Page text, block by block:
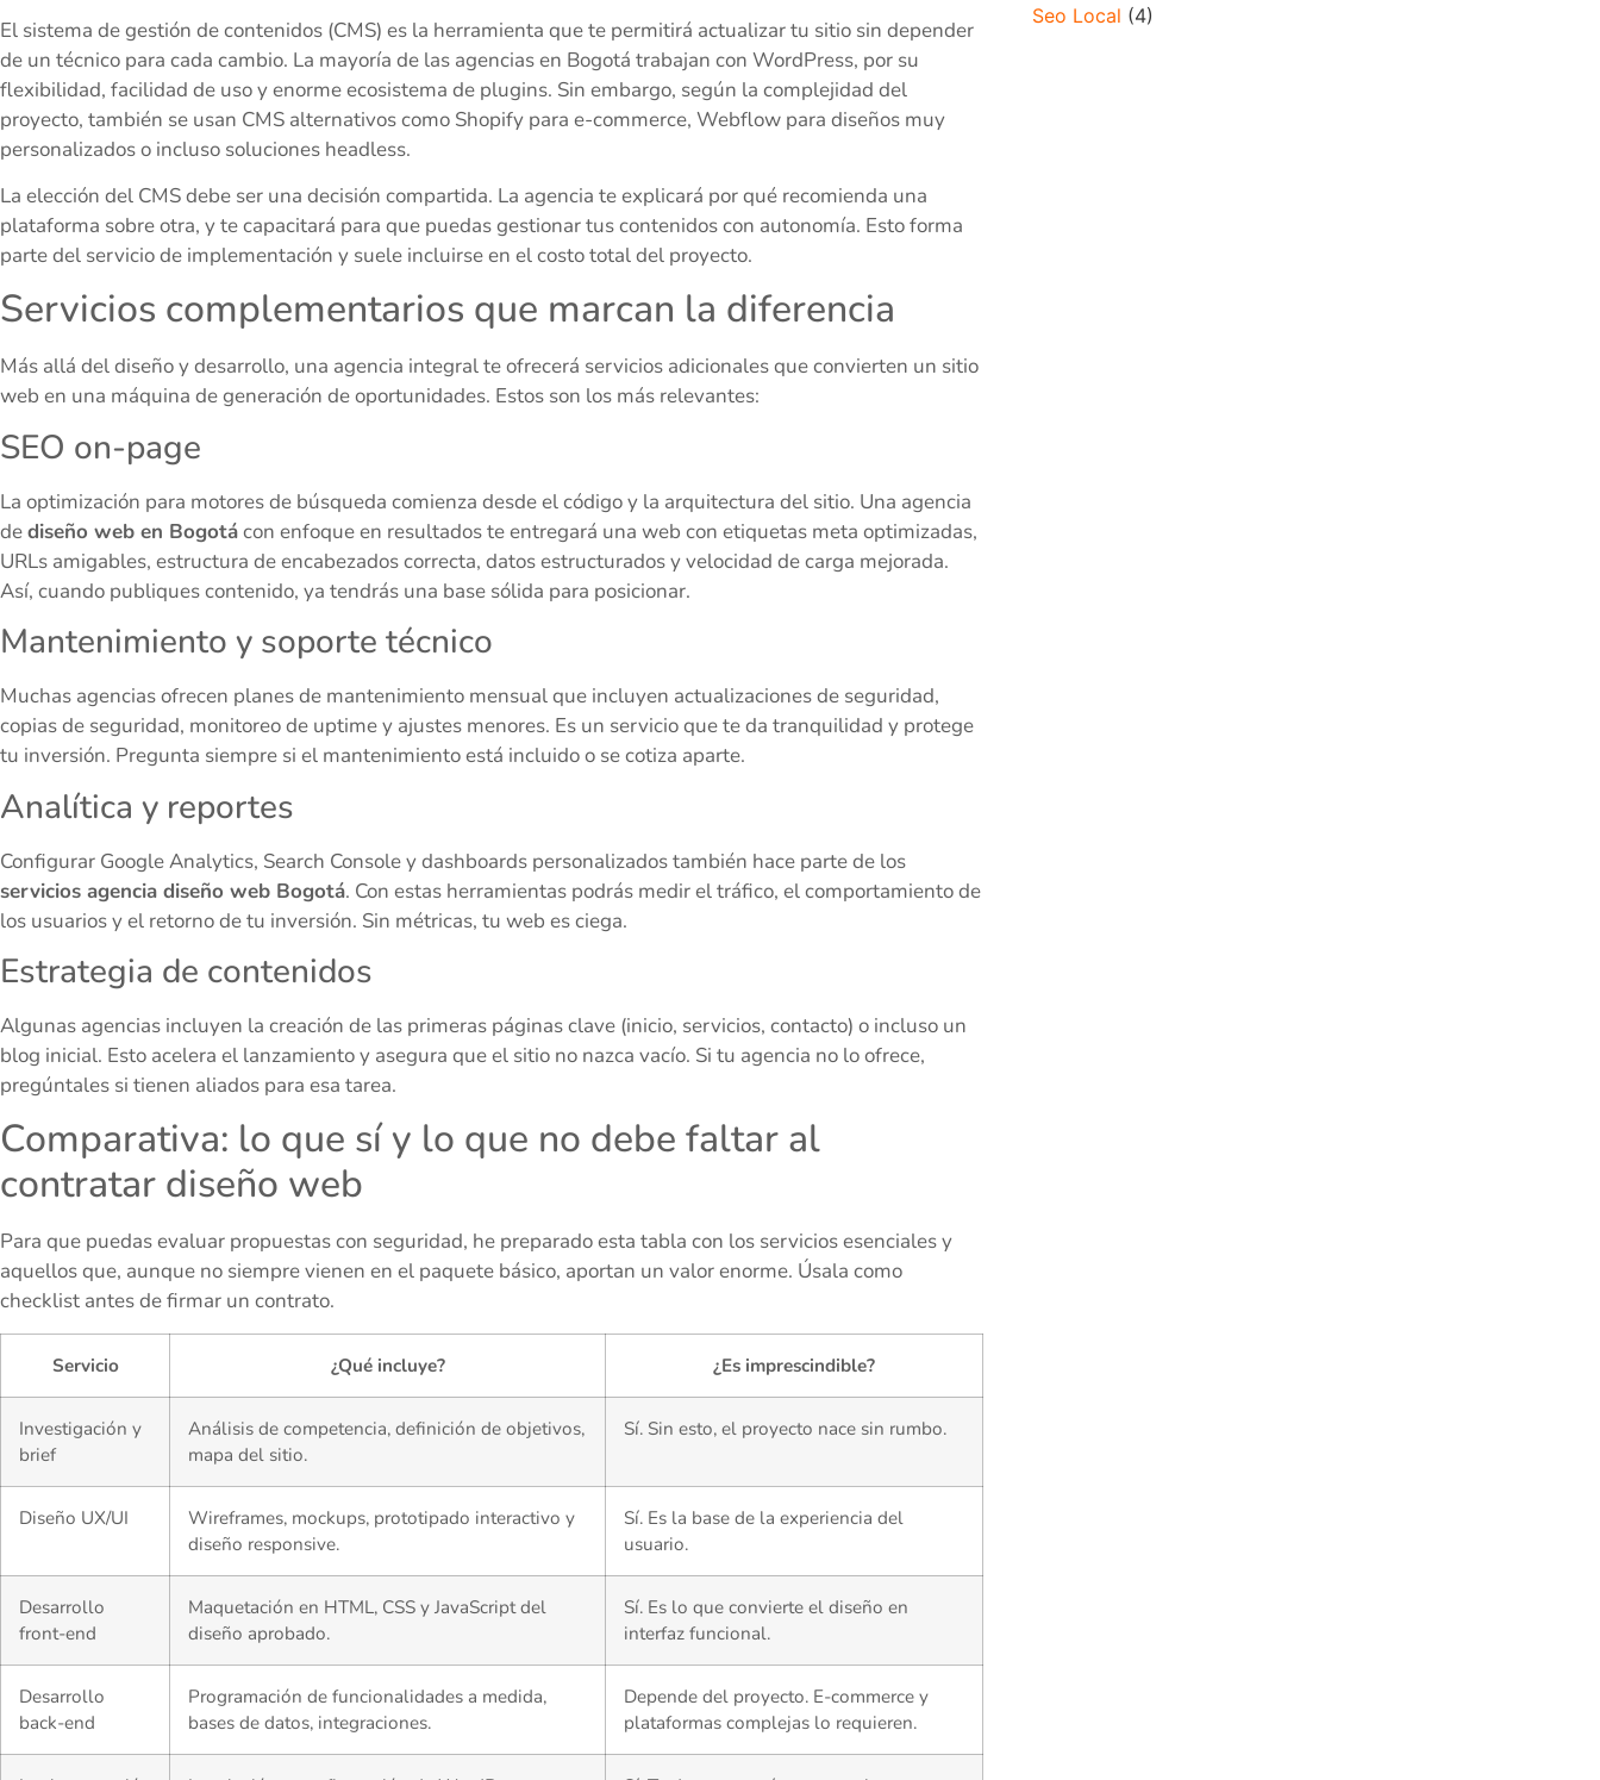
El sistema de gestión de contenidos (CMS) es la herramienta que te permitirá actualizar tu sitio sin depender
de un técnico para cada cambio. La mayoría de las agencias en Bogotá trabajan con WordPress, por su
flexibilidad, facilidad de uso y enorme ecosistema de plugins. Sin embargo, según la complejidad del
proyecto, también se usan CMS alternativos como Shopify para e-commerce, Webflow para diseños muy
personalizados o incluso soluciones headless.
La elección del CMS debe ser una decisión compartida. La agencia te explicará por qué recomienda una
plataforma sobre otra, y te capacitará para que puedas gestionar tus contenidos con autonomía. Esto forma
parte del servicio de implementación y suele incluirse en el costo total del proyecto.
Servicios complementarios que marcan la diferencia
Más allá del diseño y desarrollo, una agencia integral te ofrecerá servicios adicionales que convierten un sitio
web en una máquina de generación de oportunidades. Estos son los más relevantes:
SEO on-page
La optimización para motores de búsqueda comienza desde el código y la arquitectura del sitio. Una agencia
dediseño web en Bogotácon enfoque en resultados te entregará una web con etiquetas meta optimizadas,
URLs amigables, estructura de encabezados correcta, datos estructurados y velocidad de carga mejorada.
Así, cuando publiques contenido, ya tendrás una base sólida para posicionar.
Mantenimiento y soporte técnico
Muchas agencias ofrecen planes de mantenimiento mensual que incluyen actualizaciones de seguridad,
copias de seguridad, monitoreo de uptime y ajustes menores. Es un servicio que te da tranquilidad y protege
tu inversión. Pregunta siempre si el mantenimiento está incluido o se cotiza aparte.
Analítica y reportes
Configurar Google Analytics, Search Console y dashboards personalizados también hace parte de los
servicios agencia diseño web Bogotá. Con estas herramientas podrás medir el tráfico, el comportamiento de
los usuarios y el retorno de tu inversión. Sin métricas, tu web es ciega.
Estrategia de contenidos
Algunas agencias incluyen la creación de las primeras páginas clave (inicio, servicios, contacto) o incluso un
blog inicial. Esto acelera el lanzamiento y asegura que el sitio no nazca vacío. Si tu agencia no lo ofrece,
pregúntales si tienen aliados para esa tarea.
Comparativa: lo que sí y lo que no debe faltar al
contratar diseño web
Para que puedas evaluar propuestas con seguridad, he preparado esta tabla con los servicios esenciales y
aquellos que, aunque no siempre vienen en el paquete básico, aportan un valor enorme. Úsala como
checklist antes de firmar un contrato.
Servicio ¿Qué incluye? ¿Es imprescindible?
Investigación y
brief
Análisis de competencia, definición de objetivos,
mapa del sitio.
Sí. Sin esto, el proyecto nace sin rumbo.
Diseño UX/UI
Wireframes, mockups, prototipado interactivo y
diseño responsive.
Sí. Es la base de la experiencia del
usuario.
Desarrollo
front-end
Maquetación en HTML, CSS y JavaScript del
diseño aprobado.
Sí. Es lo que convierte el diseño en
interfaz funcional.
Desarrollo
back-end
Programación de funcionalidades a medida,
bases de datos, integraciones.
Depende del proyecto. E-commerce y
plataformas complejas lo requieren.
Seo Local (4)